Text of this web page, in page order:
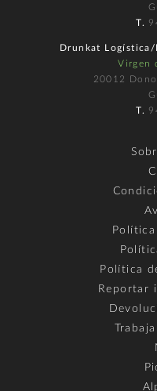
T.
Drunkat Logística/
Virgen
20012
T.
Política
Reportar